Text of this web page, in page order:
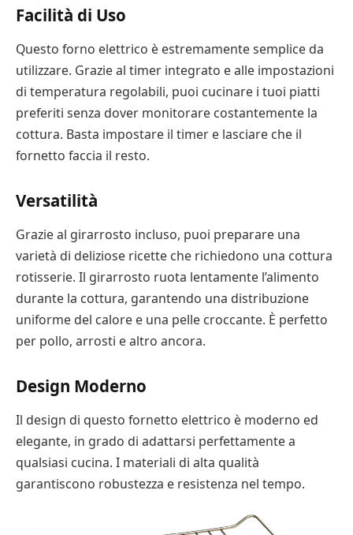
Facilità di Uso
Questo forno elettrico è estremamente semplice da
utilizzare. Grazie al timer integrato e alle impostazioni
di temperatura regolabili, puoi cucinare i tuoi piatti
preferiti senza dover monitorare costantemente la
cottura. Basta impostare il timer e lasciare che il
fornetto faccia il resto.
Versatilità
Grazie al girarrosto incluso, puoi preparare una
varietà di deliziose ricette che richiedono una cottura
rotisserie. Il girarrosto ruota lentamente l’alimento
durante la cottura, garantendo una distribuzione
uniforme del calore e una pelle croccante. È perfetto
per pollo, arrosti e altro ancora.
Design Moderno
Il design di questo fornetto elettrico è moderno ed
elegante, in grado di adattarsi perfettamente a
qualsiasi cucina. I materiali di alta qualità
garantiscono robustezza e resistenza nel tempo.